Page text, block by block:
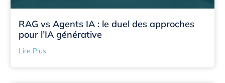
RAG vs Agents IA : le duel des approches
pour l’IA générative
Lire Plus